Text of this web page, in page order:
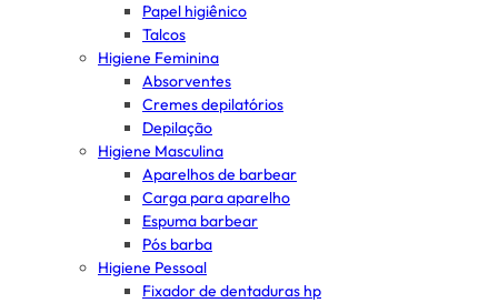
Papel higiênico
Talcos
Higiene Feminina
Absorventes
Cremes depilatórios
Depilação
Higiene Masculina
Aparelhos de barbear
Carga para aparelho
Espuma barbear
Pós barba
Higiene Pessoal
Fixador de dentaduras hp